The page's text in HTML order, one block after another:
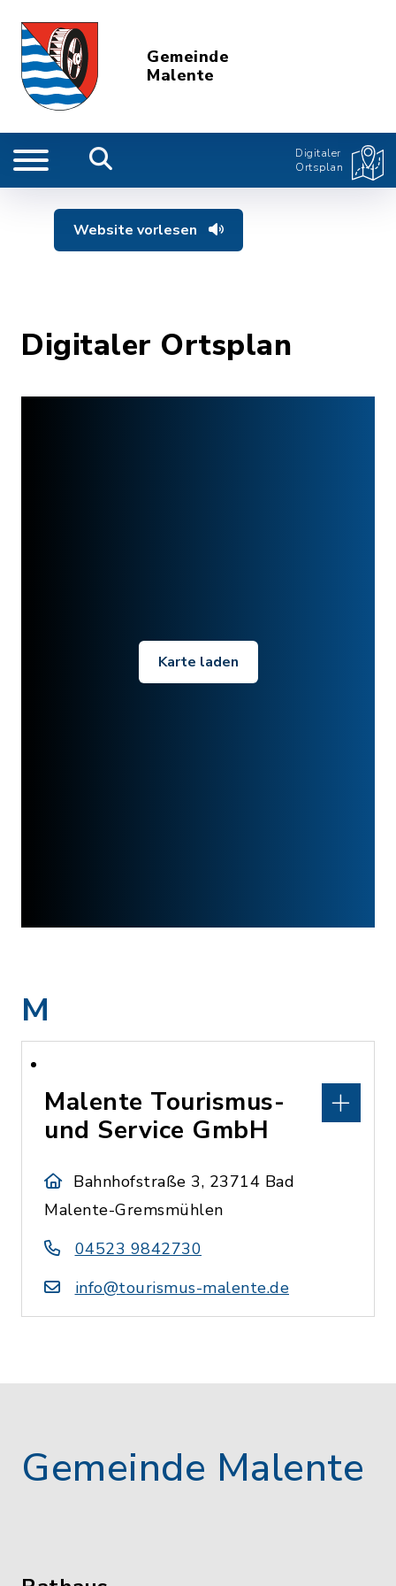
Gemeinde
Malente
Digitaler
Ortsplan
Website vorlesen
Digitaler Ortsplan
Karte laden
M
Malente Tourismus-
und Service GmbH
Bahnhofstraße 3, 23714 Bad
Malente-Gremsmühlen
04523 9842730
info@tourismus-malente.de
Gemeinde Malente